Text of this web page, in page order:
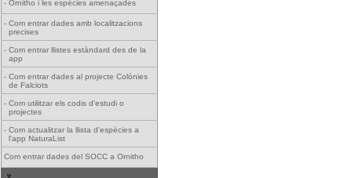
- Ornitho i les espècies amenaçades
- Com entrar dades amb localitzacions
precises
- Com entrar llistes estàndard des de la
app
- Com entrar dades al projecte Colònies
de Falciots
- Com utilitzar els codis d'estudi o
projectes
- Com actualitzar la llista d'espècies a
l'app NaturaList
Com entrar dades del SOCC a Ornitho